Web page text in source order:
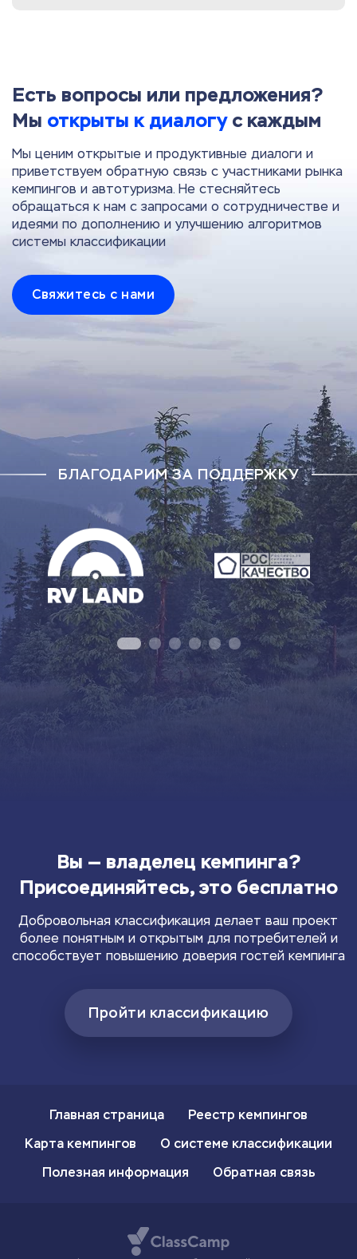
Есть вопросы или предложения?
Мы открыты к диалогус каждым
Мы ценим открытые и продуктивные диалоги и
приветствуем обратную связь с участниками рынка
кемпингов и автотуризма. Не стесняйтесь
обращаться к нам с запросами о сотрудничестве и
идеями по дополнению и улучшению алгоритмов
системы классификации
Свяжитесь с нами
БЛАГОДАРИМ ЗА ПОДДЕРЖКУ
Вы — владелец кемпинга?
Присоединяйтесь, это бесплатно
Добровольная классификация делает ваш проект
более понятным и открытым для потребителей и
способствует повышению доверия гостей кемпинга
Пройти классификацию
Главная страница
Реестр кемпингов
Карта кемпингов
О системе классификации
Полезная информация
Обратная связь